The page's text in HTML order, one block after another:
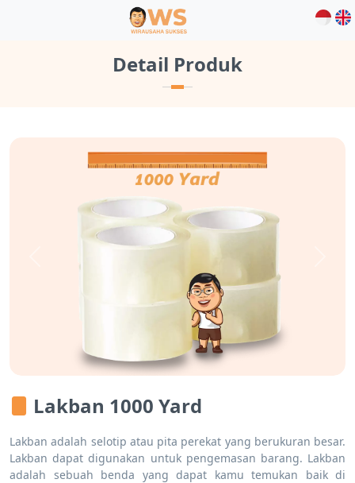
Detail Produk
Previous
Lakban 1000 Yard
Lakban adalah selotip atau pita perekat yang berukuran besar.
Lakban dapat digunakan untuk pengemasan barang. Lakban
adalah sebuah benda yang dapat kamu temukan baik di